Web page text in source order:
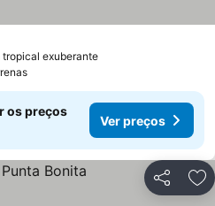
tropical exuberanteVer preços
os preços
Ver preços
Partilhar